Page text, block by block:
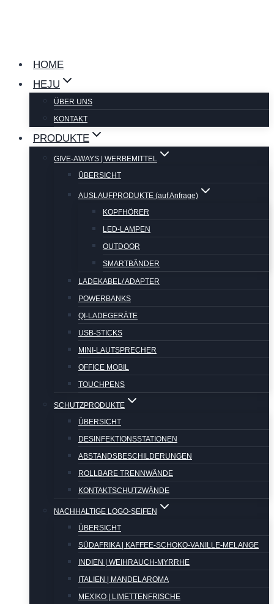
HOME
HEJU
ÜBER UNS
KONTAKT
PRODUKTE
GIVE-AWAYS | WERBEMITTEL
ÜBERSICHT
AUSLAUFPRODUKTE (auf Anfrage)
KOPFHÖRER
LED-LAMPEN
OUTDOOR
SMARTBÄNDER
LADEKABEL/ ADAPTER
POWERBANKS
QI-LADEGERÄTE
USB-STICKS
MINI-LAUTSPRECHER
OFFICE MOBIL
TOUCHPENS
SCHUTZPRODUKTE
ÜBERSICHT
DESINFEKTIONSSTATIONEN
ABSTANDSBESCHILDERUNGEN
ROLLBARE TRENNWÄNDE
KONTAKTSCHUTZWÄNDE
NACHHALTIGE LOGO-SEIFEN
ÜBERSICHT
SÜDAFRIKA | KAFFEE-SCHOKO-VANILLE-MELANGE
INDIEN | WEIHRAUCH-MYRRHE
ITALIEN | MANDELAROMA
MEXIKO | LIMETTENFRISCHE